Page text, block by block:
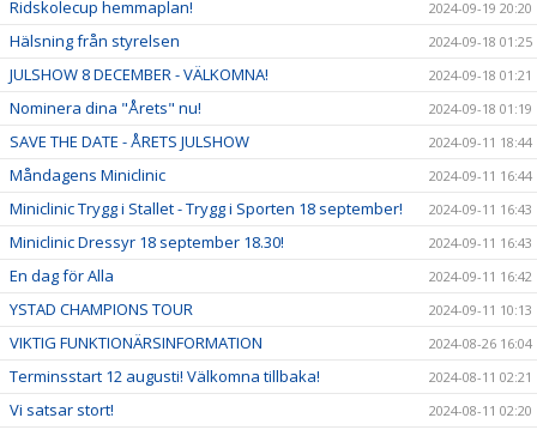
Ridskolecup hemmaplan! 2024-09-19 20:20
Hälsning från styrelsen 2024-09-18 01:25
JULSHOW 8 DECEMBER - VÄLKOMNA! 2024-09-18 01:21
Nominera dina "Årets" nu! 2024-09-18 01:19
SAVE THE DATE - ÅRETS JULSHOW 2024-09-11 18:44
Måndagens Miniclinic 2024-09-11 16:44
Miniclinic Trygg i Stallet - Trygg i Sporten 18 september! 2024-09-11 16:43
Miniclinic Dressyr 18 september 18.30! 2024-09-11 16:43
En dag för Alla 2024-09-11 16:42
YSTAD CHAMPIONS TOUR 2024-09-11 10:13
VIKTIG FUNKTIONÄRSINFORMATION 2024-08-26 16:04
Terminsstart 12 augusti! Välkomna tillbaka! 2024-08-11 02:21
Vi satsar stort! 2024-08-11 02:20